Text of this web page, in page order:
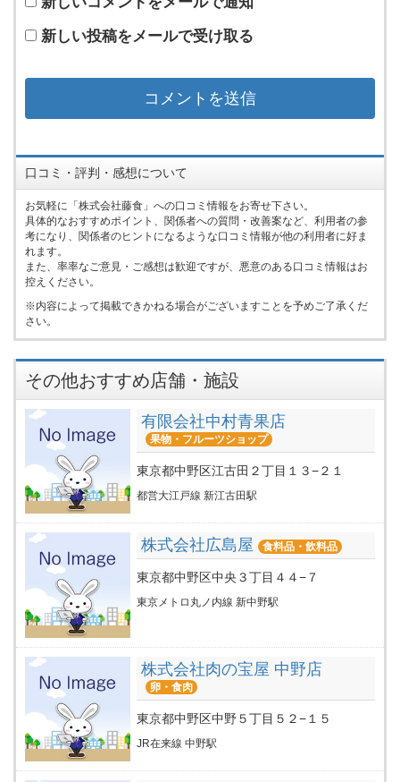
新しい投稿をメールで受け取る
口コミ・評判・感想について
お気軽に「株式会社藤食」への口コミ情報をお寄せ下さい。
具体的なおすすめポイント、関係者への質問・改善案など、利用者の参
考になり、関係者のヒントになるような口コミ情報が他の利用者に好ま
れます。
また、率率なご意見・ご感想は歓迎ですが、悪意のある口コミ情報はお
控えください。
内容によって掲載できかねる場合がございますことを予めご了承くだ
さい。
その他おすすめ店舗・施設
有限会社中村青果店
果物・フルーツショップ
東京都中野区江古田２丁目１３−２１
都営大江戸線 新江古田駅
株式会社広島屋 食料品・飲料品
東京都中野区中央３丁目４４−７
東京メトロ丸ノ内線 新中野駅
株式会社肉の宝屋 中野店
卵・食肉
東京都中野区中野５丁目５２−１５
JR在来線 中野駅